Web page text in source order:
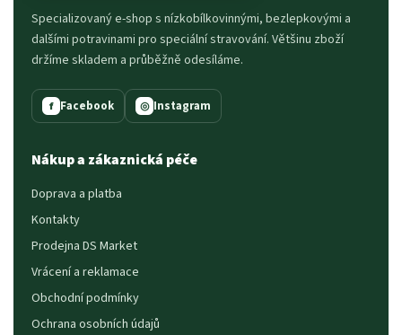
Specializovaný e-shop s nízkobílkovinnými, bezlepkovými a
dalšími potravinami pro speciální stravování. Většinu zboží
držíme skladem a průběžně odesíláme.
f Facebook ◎ Instagram
Nákup a zákaznická péče
Doprava a platba
Kontakty
Prodejna DS Market
Vrácení a reklamace
Obchodní podmínky
Ochrana osobních údajů